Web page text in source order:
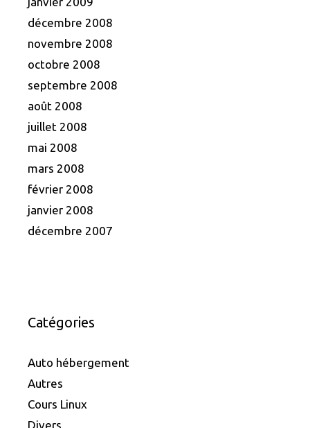
décembre 2008
novembre 2008
octobre 2008
septembre 2008
août 2008
juillet 2008
mai 2008
mars 2008
février 2008
janvier 2008
décembre 2007
Catégories
Auto hébergement
Autres
Cours Linux
Divers